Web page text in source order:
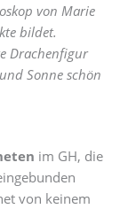
von Marie
bildet.
Drachenfigur
Sonne schön
im GH, die
von keinem